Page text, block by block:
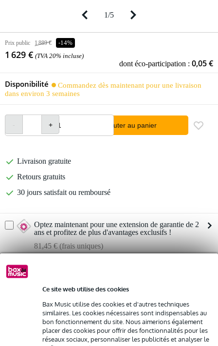
Ce site web utilise des cookies
Bax Music utilise des cookies et d'autres techniques
similaires. Les cookies nécessaires sont indispensables au
bon fonctionnement du site. Nous aimerions également
placer des cookies pour offrir des fonctionnalités pour les
réseaux sociaux, personnaliser les publicités et analyser le
1/5
Prix public 1 889 € -14%
1 629 € (TVA 20% incluse)
dont éco-participation : 0,05 €
Disponibilité
Commandez dès maintenant pour une livraison
dans environ 3 semaines
Ajouter au panier
Livraison gratuite
Retours gratuits
30 jours satisfait ou remboursé
Optez maintenant pour une extension de garantie de 2
ans et profitez de plus d'avantages exclusifs !
81,45 € (frais uniques)
% Louez ce produit
Louez ce produit à partir de 116 € par mois
Location de plusieurs produits à la fois : min. 300 € et max.
2 500 €
Livraison à domicilegratuite
Résiliation possible du contrat après 4 mois
Vous n'êtes pas sûr si leAllen & Heath ZED 420 console de
mixage sono/scène/studiovous convient ?
Démarrer la vérification